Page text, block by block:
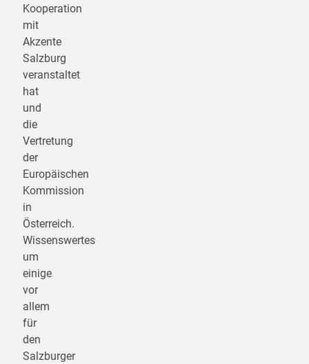
Kooperation
mit
Akzente
Salzburg
veranstaltet
hat
und
die
Vertretung
der
Europäischen
Kommission
in
Österreich.
Wissenswertes
um
einige
vor
allem
für
den
Salzburger